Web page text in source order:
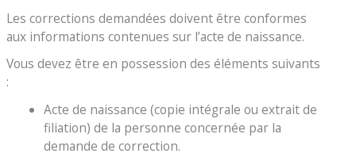
Les corrections demandées doivent être conformes
aux informations contenues sur l’acte de naissance.
Vous devez être en possession des éléments suivants
:
Acte de naissance (copie intégrale ou extrait de
filiation) de la personne concernée par la
demande de correction.